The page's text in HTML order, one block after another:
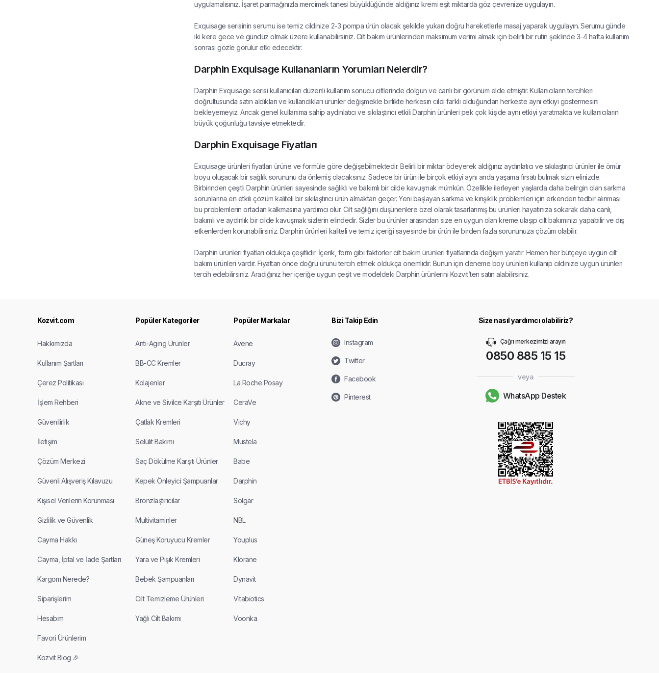
uygulamalısınız. İşaret parmağınızla mercimek tanesi büyüklüğünde aldığınız kremi eşit miktarda göz çevrenize uygulayın.
Exquisage serisinin serumu ise temiz cildinize 2-3 pompa ürün olacak şekilde yukarı doğru hareketlerle masaj yaparak uygulayın. Serumu günde
iki kere gece ve gündüz olmak üzere kullanabilirsiniz. Cilt bakım ürünlerinden maksimum verimi almak için belirli bir rutin şeklinde 3-4 hafta kullanım
sonrası gözle görülür etki edecektir.
Darphin Exquisage Kullananların Yorumları Nelerdir?
Darphin Exquisage serisi kullanıcıları düzenli kullanım sonucu ciltlerinde dolgun ve canlı bir görünüm elde etmiştir. Kullanıcıların tercihleri
doğrultusunda satın aldıkları ve kullandıkları ürünler değişmekle birlikte herkesin cildi farklı olduğundan herkeste aynı etkiyi göstermesini
bekleyemeyiz. Ancak genel kullanıma sahip aydınlatıcı ve sıkılaştırıcı etkili Darphin ürünleri pek çok kişide aynı etkiyi yaratmakta ve kullanıcıların
büyük çoğunluğu tavsiye etmektedir.
Darphin Exquisage Fiyatları
Exquisage ürünleri fiyatları ürüne ve formüle göre değişebilmektedir. Belirli bir miktar ödeyerek aldığınız aydınlatıcı ve sıkılaştırıcı ürünler ile ömür
boyu oluşacak bir sağlık sorununu da önlemiş olacaksınız. Sadece bir ürün ile birçok etkiyi aynı anda yaşama fırsatı bulmak sizin elinizde.
Birbirinden çeşitli Darphin ürünleri sayesinde sağlıklı ve bakımlı bir cilde kavuşmak mümkün. Özellikle ilerleyen yaşlarda daha belirgin olan sarkma
sorunlarına en etkili çözüm kaliteli bir sıkılaştırıcı ürün almaktan geçer. Yeni başlayan sarkma ve kırışıklık problemleri için erkenden tedbir alınması
bu problemlerin ortadan kalkmasına yardımcı olur. Cilt sağlığını düşünenlere özel olarak tasarlanmış bu ürünleri hayatınıza sokarak daha canlı,
bakımlı ve aydınlık bir cilde kavuşmak sizlerin elindedir. Sizler bu ürünler arasından size en uygun olan kreme ulaşıp cilt bakımınızı yapabilir ve dış
etkenlerden korunabilirsiniz. Darphin ürünleri kaliteli ve temiz içeriği sayesinde bir ürün ile birden fazla sorununuza çözüm olabilir.
Darphin ürünleri fiyatları oldukça çeşitlidir. İçerik, form gibi faktörler cilt bakım ürünleri fiyatlarında değişim yaratır. Hemen her bütçeye uygun cilt
bakım ürünleri vardır. Fiyattan önce doğru ürünü tercih etmek oldukça önemlidir. Bunun için deneme boy ürünleri kullanıp cildinize uygun ürünleri
tercih edebilirsiniz. Aradığınız her içeriğe uygun çeşit ve modeldeki Darphin ürünlerini Kozvit’ten satın alabilirsiniz.
Kozvit.com
Hakkımızda
Kullanım Şartları
Çerez Politikası
İşlem Rehberi
Güvenilirlik
İletişim
Çözüm Merkezi
Güvenli Alışveriş Kılavuzu
Kişisel Verilerin Korunması
Gizlilik ve Güvenlik
Cayma Hakkı
Cayma, İptal ve İade Şartları
Kargom Nerede?
Siparişlerim
Hesabım
Favori Ürünlerim
Kozvit Blog 🎉
Popüler Kategoriler
Anti-Aging Ürünler
BB-CC Kremler
Kolajenler
Akne ve Sivilce Karşıtı Ürünler
Çatlak Kremleri
Selülit Bakımı
Saç Dökülme Karşıtı Ürünler
Kepek Önleyici Şampuanlar
Bronzlaştırıcılar
Multivitaminler
Güneş Koruyucu Kremler
Yara ve Pişik Kremleri
Bebek Şampuanları
Cilt Temizleme Ürünleri
Yağlı Cilt Bakımı
Popüler Markalar
Avene
Ducray
La Roche Posay
CeraVe
Vichy
Mustela
Babe
Darphin
Solgar
NBL
Youplus
Klorane
Dynavit
Vitabiotics
Voonka
Bizi Takip Edin
Instagram
Twitter
Facebook
Pinterest
Size nasıl yardımcı olabiliriz?
Çağrı merkezimizi arayın
0850 885 15 15
veya
WhatsApp Destek